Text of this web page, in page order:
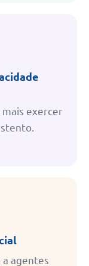
mais exercer
agentes